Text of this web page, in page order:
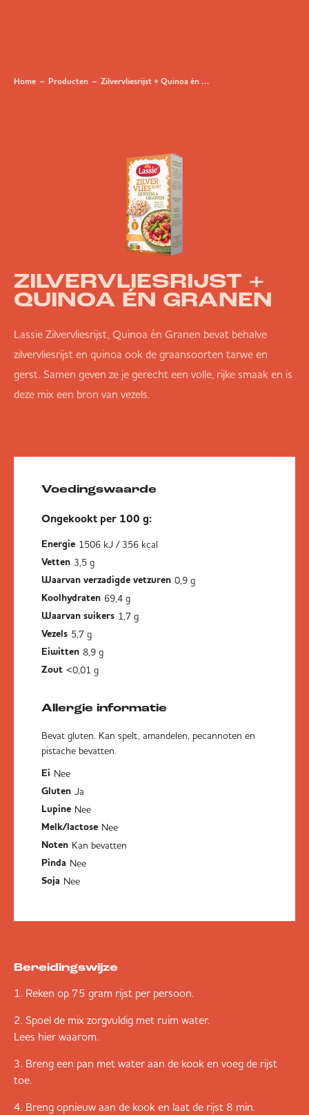
Home Producten Zilvervliesrijst + Quinoa én granen
ZILVERVLIESRIJST +
QUINOA ÉN GRANEN
Lassie Zilvervliesrijst, Quinoa én Granen bevat behalve
zilvervliesrijst en quinoa ook de graansoorten tarwe en
gerst. Samen geven ze je gerecht een volle, rijke smaak en is
deze mix een bron van vezels.
Voedingswaarde
Ongekookt per 100 g:
Energie 1506 kJ / 356 kcal
Vetten 3,5 g
Waarvan verzadigde vetzuren 0,9 g
Koolhydraten 69,4 g
Waarvan suikers 1,7 g
Vezels 5,7 g
Eiwitten 8,9 g
Zout <0,01 g
Allergie informatie
Bevat gluten. Kan spelt, amandelen, pecannoten en
pistache bevatten.
Ei Nee
Gluten Ja
Lupine Nee
Melk/lactose Nee
Noten Kan bevatten
Pinda Nee
Soja Nee
Bereidingswijze
Reken op 75 gram rijst per persoon.
Spoel de mix zorgvuldig met ruim water.
Lees hier waarom.
Breng een pan met water aan de kook en voeg de rijst
toe.
Breng opnieuw aan de kook en laat de rijst 8 min.